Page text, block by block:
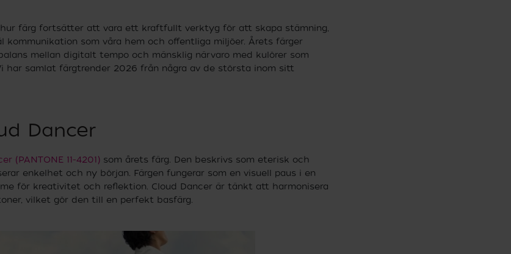
färg fortsätter att vara ett kraftfullt verktyg för att skapa stämning,
som våra hem och offentliga miljöer. Årets färger
mellan digitalt tempo och mänsklig närvaro med kulörer som
har samlat färgtrender 2026 från några av de största inom sitt
Dancer
(PANTONE 11-4201) som årets färg. Den beskrivs som eterisk och
enkelhet och ny början. Färgen fungerar som en visuell paus i en
för kreativitet och reflektion. Cloud Dancer är tänkt att harmonisera
vilket gör den till en perfekt basfärg.